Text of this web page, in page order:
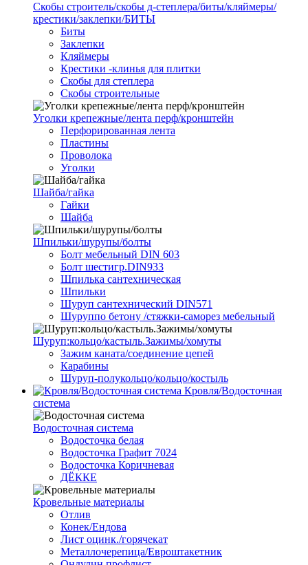
Скобы строитель/скобы д-степлера/биты/кляймеры/
крестики/заклепки/БИТЫ
Биты
Заклепки
Кляймеры
Крестики -клинья для плитки
Скобы для степлера
Скобы строительные
Уголки крепежные/лента перф/кронштейн
Перфорированная лента
Пластины
Проволока
Уголки
Шайба/гайка
Гайки
Шайба
Шпильки/шурупы/болты
Болт мебельный DIN 603
Болт шестигр.DIN933
Шпилька сантехническая
Шпильки
Шуруп сантехнический DIN571
Шуруппо бетону /стяжки-саморез мебельный
Шуруп:кольцо/кастыль.Зажимы/хомуты
Зажим каната/соединение цепей
Карабины
Шуруп-полукольцо/кольцо/костыль
Кровля/Водосточная
система
Водосточная система
Водосточка белая
Водосточка Графит 7024
Водосточка Коричневая
ДЁККЕ
Кровельные материалы
Отлив
Конек/Ендова
Лист оцинк./горячекат
Металлочерепица/Евроштакетник